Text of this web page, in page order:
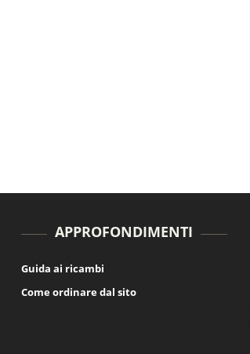
APPROFONDIMENTI
Guida ai ricambi
Come ordinare dal sito